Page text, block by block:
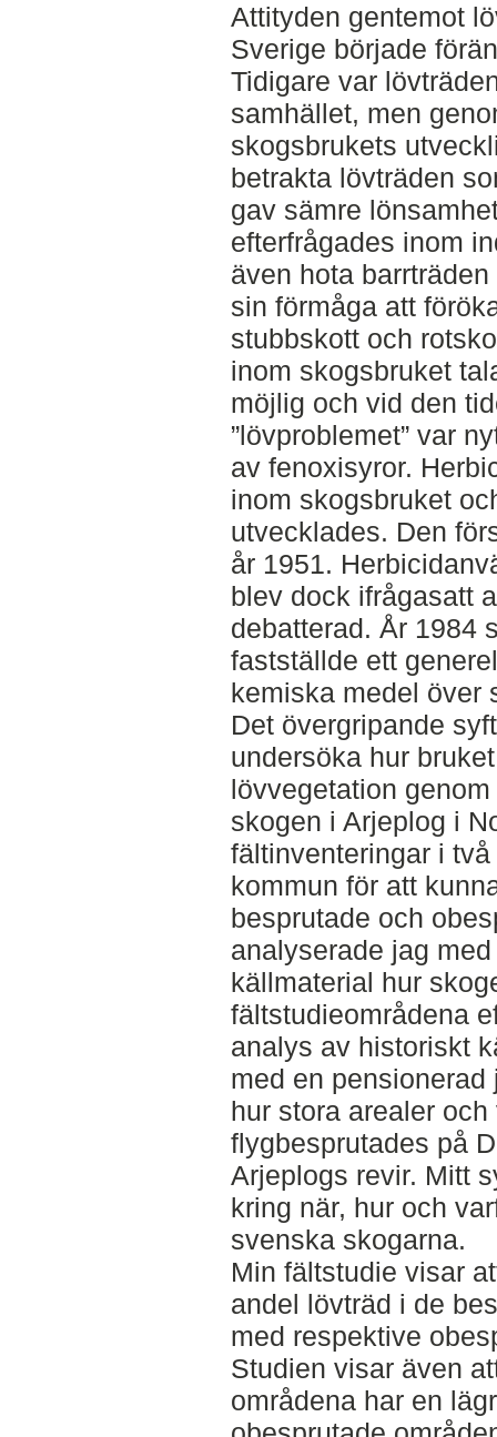
Attityden gentemot
Sverige började
Tidigare var
samhället, men
skogsbrukets
betrakta lövträden
gav sämre
efterfrågades inom
även hota
sin förmåga att
stubbskott och
inom skogsbruket
möjlig och vid den
”lövproblemet” var
av fenoxisyror.
inom skogsbruket
utvecklades. Den
år 1951.
blev dock ifrågasatt
debatterad. År 1984
fastställde ett
kemiska medel över
Det övergripande
undersöka hur
lövvegetation
skogen i Arjeplog i
fältinventeringar i
kommun för att
besprutade och
analyserade jag
källmaterial hur
fältstudieområdena
analys av historiskt
med en
hur stora arealer
flygbesprutades på
Arjeplogs revir. Mitt
kring när, hur och
svenska skogarna.
Min fältstudie visar
andel lövträd i de
med respektive
Studien visar även
områdena har en